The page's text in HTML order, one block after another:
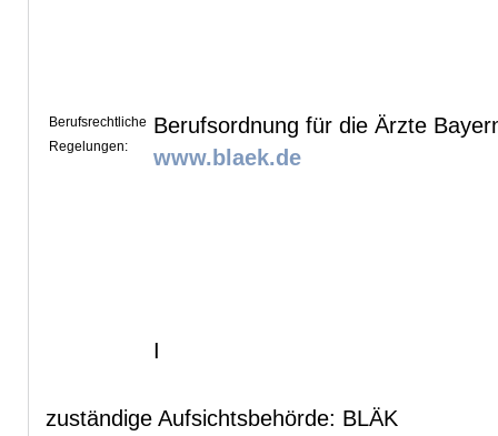
Berufsrechtliche
Regelungen:
Berufsordnung für die Ärzte
www.blaek.de
I
zuständige Aufsichtsbehörde: BLÄK